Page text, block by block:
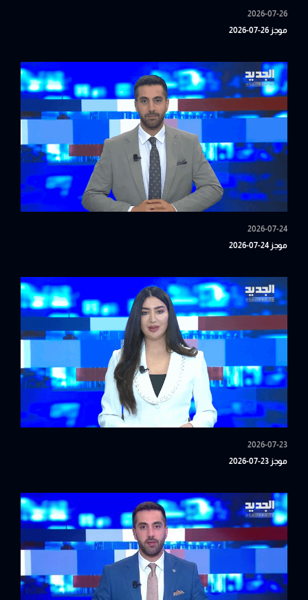
2026-07-26
موجز 26-07-2026
2026-07-24
موجز 24-07-2026
2026-07-23
موجز 23-07-2026